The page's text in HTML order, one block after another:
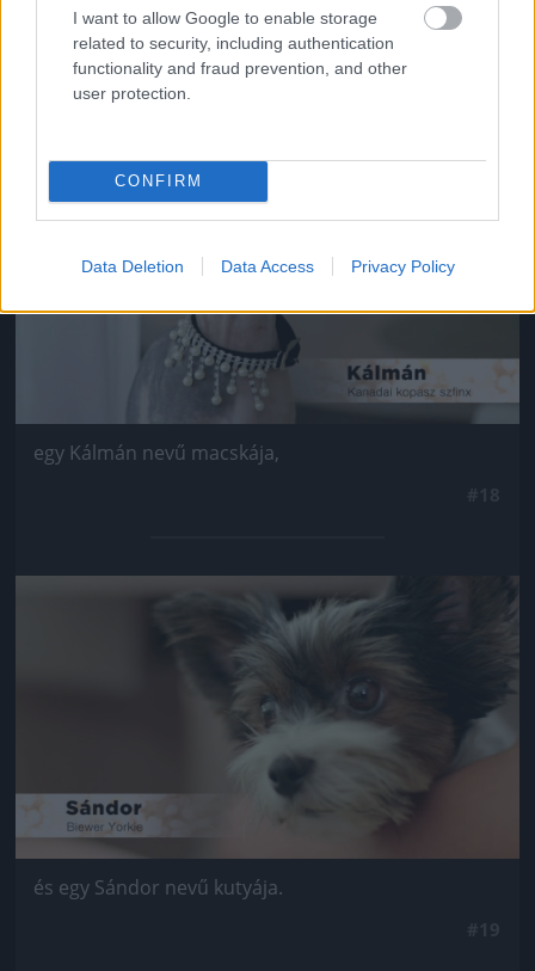
I want to allow Google to enable storage
related to security, including authentication
functionality and fraud prevention, and other
user protection.
CONFIRM
Data Deletion Data Access Privacy Policy
Van négy szép lánya,
Jön még kép!
egy Kálmán nevű macskája,
Jön még kép!
és egy Sándor nevű kutyája.